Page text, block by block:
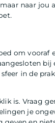
naar jou
om vooraf
in de
is. Vraag
je